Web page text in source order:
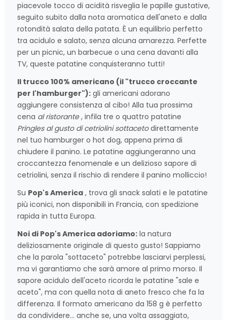
piacevole tocco di acidità risveglia le papille gustative,
seguito subito dalla nota aromatica dell'aneto e dalla
rotondità salata della patata. È un equilibrio perfetto
tra acidulo e salato, senza alcuna amarezza. Perfette
per un picnic, un barbecue o una cena davanti alla
TV, queste patatine conquisteranno tutti!
Il trucco 100% americano (il "trucco croccante
per l'hamburger"): gli americani adorano
aggiungere consistenza al cibo! Alla tua prossima
cena al ristorante, infila tre o quattro patatine
Pringles al gusto di cetriolini sottacetodirettamente
nel tuo hamburger o hot dog, appena prima di
chiudere il panino. Le patatine aggiungeranno una
croccantezza fenomenale e un delizioso sapore di
cetriolini, senza il rischio di rendere il panino molliccio!
Su Pop's America , trova gli snack salati e le patatine
più iconici, non disponibili in Francia, con spedizione
rapida in tutta Europa.
Noi di Pop's America adoriamo: la natura
deliziosamente originale di questo gusto! Sappiamo
che la parola "sottaceto" potrebbe lasciarvi perplessi,
ma vi garantiamo che sarà amore al primo morso. Il
sapore acidulo dell'aceto ricorda le patatine "sale e
aceto", ma con quella nota di aneto fresco che fa la
differenza. Il formato americano da 158 g è perfetto
da condividere... anche se, una volta assaggiato,